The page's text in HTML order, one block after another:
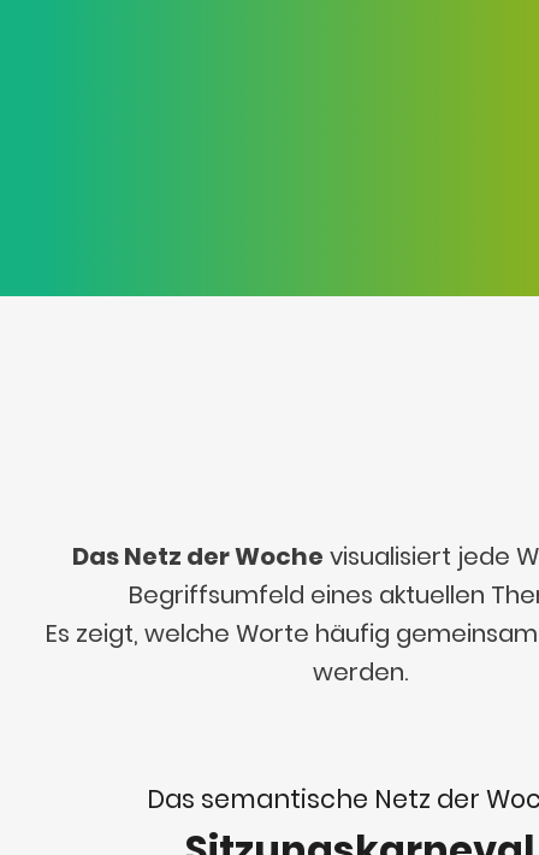
Das Netz der Woche visualisiert jede
Begriffsumfeld eines aktuellen
Es zeigt, welche Worte häufig
werden.
Das semantische Netz der